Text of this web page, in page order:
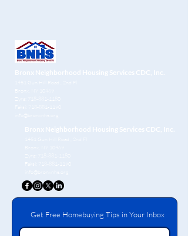
Bronx Neighborhood Housing Services CDC, Inc.
1451 Gun Hill Road
, 2nd Fl
Bronx, NY 10469
Zyra:
718-881-1180
Faksi:
718-881-1190
info@bronxnhs.org
Bronx Neighborhood Housing Services CDC, Inc.
1451 Gun Hill Road
, 2nd Fl
Bronx, NY 10469
Zyra:
718-881-1180
Faksi:
718-881-1190
info@bronxnhs.org
Get Free Homebuying Tips in Your Inbox